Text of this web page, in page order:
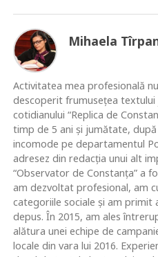
Mihaela
Activitatea mea profesională
descoperit frumusețea textului
cotidianului “Replica de
timp de 5 ani și jumătate,
incomode pe departamentul
adresez din redacția unui alt
“Observator de Constanța” a
am dezvoltat profesional, am
categoriile sociale și am
depus. În 2015, am ales
alătura unei echipe de
locale din vara lui 2016.